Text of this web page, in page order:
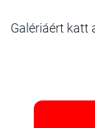
Galériáért katt